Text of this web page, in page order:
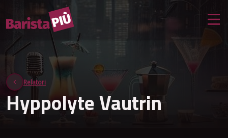
Relatori
Hyppolyte Vautrin